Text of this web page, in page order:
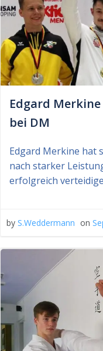
Edgard
bei DM
Edgard Merkine hat
nach starker
erfolgreich
by S.Weddermann on